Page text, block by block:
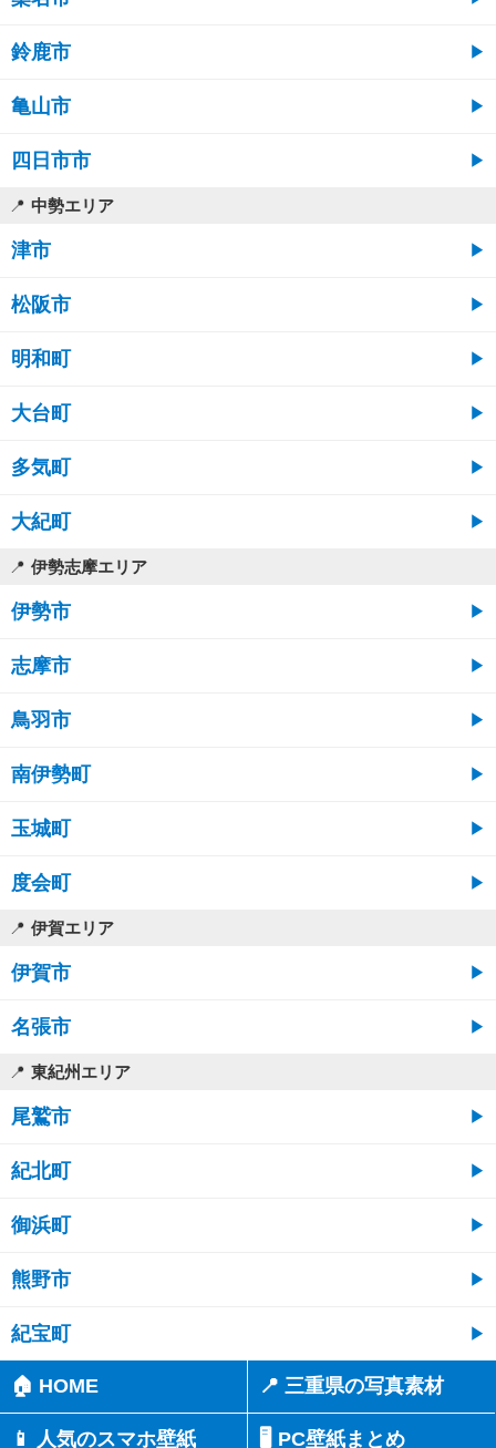
鈴鹿市
亀山市
四日市市
中勢エリア
津市
松阪市
明和町
大台町
多気町
大紀町
伊勢志摩エリア
伊勢市
志摩市
鳥羽市
南伊勢町
玉城町
度会町
伊賀エリア
伊賀市
名張市
東紀州エリア
尾鷲市
紀北町
御浜町
熊野市
紀宝町
🏠 HOME 📍 三重県の写真素材
📱 人気のスマホ壁紙 🖥️ PC壁紙まとめ